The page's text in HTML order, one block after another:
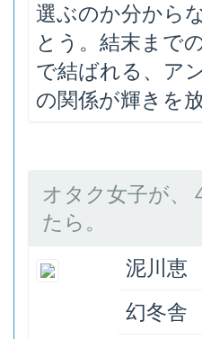
選ぶのか分から
とう。結末まで
で結ばれる、ア
の関係が輝きを
オタク女子が、
たら。
泥川恵
幻冬舎